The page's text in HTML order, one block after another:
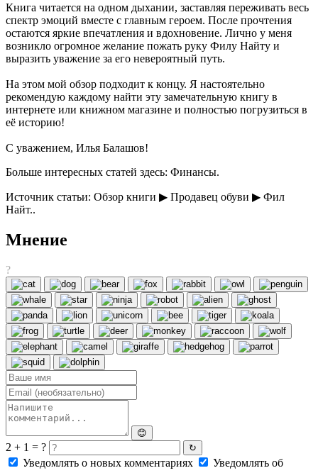
Книга читается на одном дыхании, заставляя переживать весь
спектр эмоций вместе с главным героем. После прочтения
остаются яркие впечатления и вдохновение. Лично у меня
возникло огромное желание пожать руку Филу Найту и
выразить уважение за его невероятный путь.
На этом мой обзор подходит к концу. Я настоятельно
рекомендую каждому найти эту замечательную книгу в
интернете или книжном магазине и полностью погрузиться в
её историю!
С уважением, Илья Балашов!
Больше интересных статей здесь: Финансы.
Источник статьи: Обзор книги ▶ Продавец обуви ▶ Фил
Найт..
Мнение
?
😊
2 + 1 = ? ↻
Уведомлять о новых комментариях
Уведомлять об